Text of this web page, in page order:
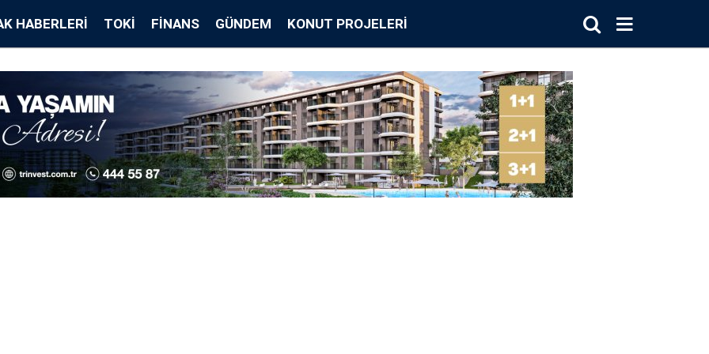
HABERLERI TOKİ FINANS GÜNDEM KONUT PROJELERI